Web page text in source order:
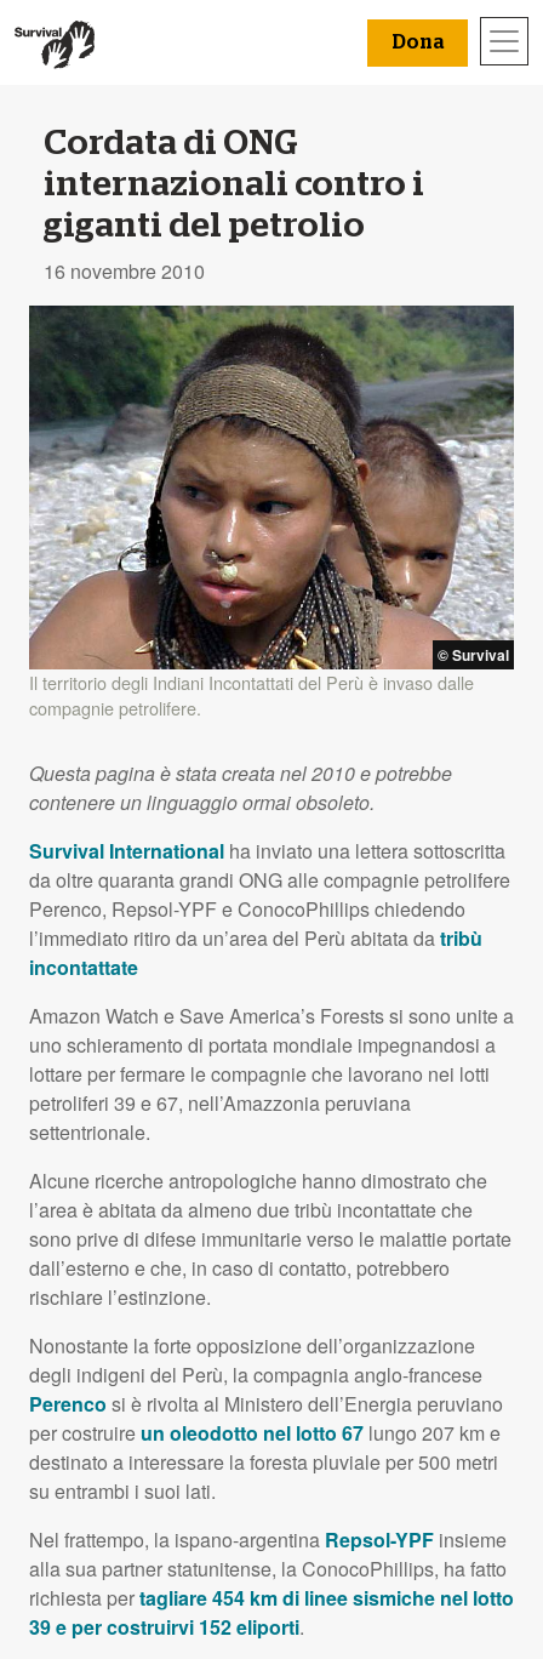
Dona
Cordata di ONG
internazionali contro i
giganti del petrolio
16 novembre 2010
© Survival
Il territorio degli Indiani Incontattati del Perù è invaso dalle
compagnie petrolifere.
Questa pagina è stata creata nel 2010 e potrebbe
contenere un linguaggio ormai obsoleto.
Survival International ha inviato una lettera sottoscritta
da oltre quaranta grandi ONGalle compagnie petrolifere
Perenco, Repsol-YPFe ConocoPhillips chiedendo
l’immediato ritiro da un’area del Perù abitata da tribù
incontattate
Amazon Watch e Save America’s Forests si sono unite a
uno schieramento di portata mondiale impegnandosi a
lottare per fermare le compagnie che lavorano nei lotti
petroliferi 39 e 67, nell’Amazzonia peruviana
settentrionale.
Alcune ricerche antropologiche hanno dimostrato che
l’area è abitata da almeno due tribù incontattate che
sono prive di difese immunitarie verso le malattie portate
dall’esterno e che, in caso di contatto, potrebbero
rischiare l’estinzione.
Nonostante la forte opposizione dell’organizzazione
degli indigeni del Perù, la compagnia anglo-francese
Perenco si è rivolta al Ministero dell’Energia peruviano
per costruire un oleodotto nel lotto 67 lungo 207 km e
destinato a interessare la foresta pluviale per 500 metri
su entrambi i suoi lati.
Nel frattempo, la ispano-argentina Repsol-YPF insieme
alla sua partner statunitense, la ConocoPhillips, ha fatto
richiesta pertagliare 454 km di linee sismiche nel lotto
39 e per costruirvi 152 eliporti.